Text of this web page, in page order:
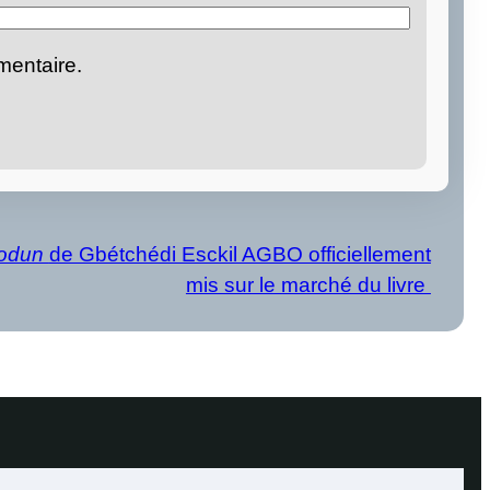
de Gbétchédi Esckil AGBO officiellement
mis sur le marché du livre